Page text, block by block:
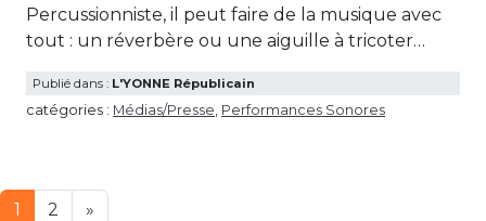
Percussionniste, il peut faire de la musique avec
tout : un réverbère ou une aiguille à tricoter…
Publié dans : L'YONNE Républicain
catégories : Médias/Presse Performances Sonores
1 2 »